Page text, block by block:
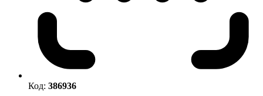
Код: 386936